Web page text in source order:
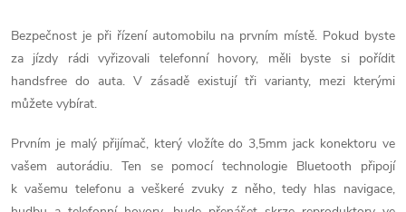
k
t
ů
k
t
ů
v
l
á
d
a
Bezpečnost je při řízení automobilu na prvním místě. Pokud byste
za jízdy rádi vyřizovali telefonní hovory, měli byste si pořídit
handsfree do auta. V zásadě existují tři varianty, mezi kterými
můžete vybírat.
Prvním je malý přijímač, který vložíte do 3,5mm jack konektoru ve
vašem autorádiu. Ten se pomocí technologie Bluetooth připojí
k vašemu telefonu a veškeré zvuky z něho, tedy hlas navigace,